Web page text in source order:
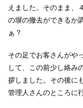
えました。そのまま、
の塀の撤去ができるか
ぁ？
その足でお客さんがや
して、この前少し絡み
拶しました。その後に
管理人さんのところに